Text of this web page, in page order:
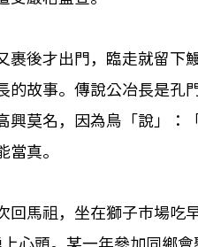
裹後才出門，臨走就留下
的故事。傳說公冶長是孔
興莫名，因為鳥「說」：
當真。
回馬祖，坐在獅子市場吃
心頭。某一年參加同鄉會